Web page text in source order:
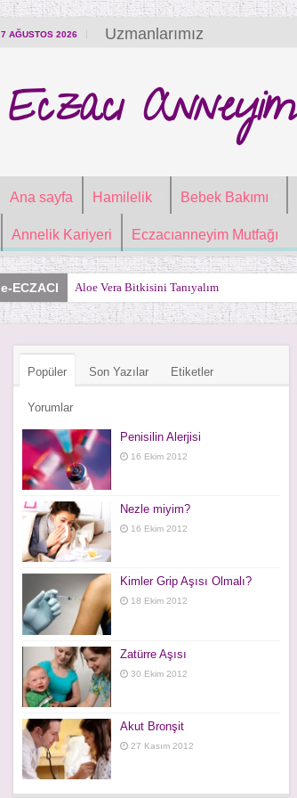
7 AĞUSTOS 2026 Uzmanlarımız
Eczacı Anneyim
Ana sayfa Hamilelik Bebek Bakımı
Annelik Kariyeri Eczacıanneyim Mutfağı
e-ECZACI Aloe Vera Bitkisini Tanıyalım
Popüler Son Yazılar Etiketler
Yorumlar
Penisilin Alerjisi
16 Ekim 2012
Nezle miyim?
16 Ekim 2012
Kimler Grip Aşısı Olmalı?
18 Ekim 2012
Zatürre Aşısı
30 Ekim 2012
Akut Bronşit
27 Kasım 2012